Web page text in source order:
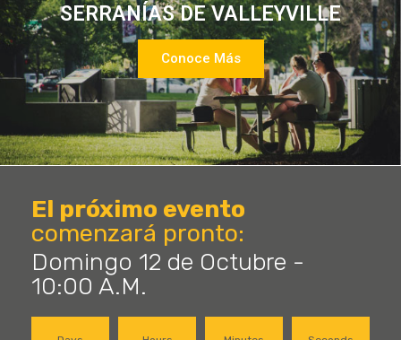
SERRANÍAS DE VALLEYVILLE
Conoce Más
El próximo evento
comenzará pronto:
Domingo 12 de Octubre -
10:00 A.M.